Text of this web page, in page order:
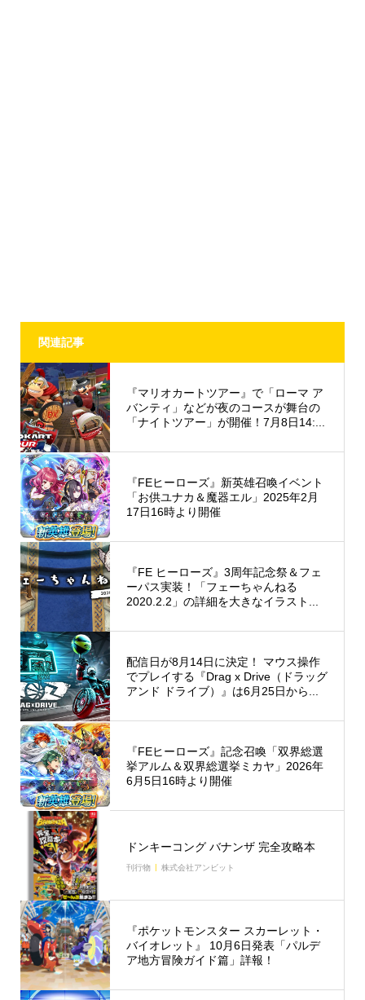
関連記事
『マリオカートツアー』で「ローマ ア
バンティ」などが夜のコースが舞台の
「ナイトツアー」が開催！7月8日14:...
『FEヒーローズ』新英雄召喚イベント
「お供ユナカ＆魔器エル」2025年2月
17日16時より開催
『FE ヒーローズ』3周年記念祭＆フェ
ーパス実装！「フェーちゃんねる
2020.2.2」の詳細を大きなイラスト...
配信日が8月14日に決定！ マウス操作
でプレイする『Drag x Drive（ドラッグ
アンド ドライブ）』は6月25日から...
『FEヒーローズ』記念召喚「双界総選
挙アルム＆双界総選挙ミカヤ」2026年
6月5日16時より開催
ドンキーコング バナンザ 完全攻略本
刊行物 株式会社アンビット
『ポケットモンスター スカーレット・
バイオレット』 10月6日発表「パルデ
ア地方冒険ガイド篇」詳報！